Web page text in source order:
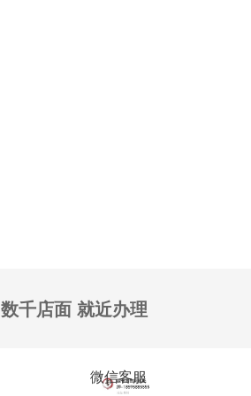
数千店面 就近办理
微信客服